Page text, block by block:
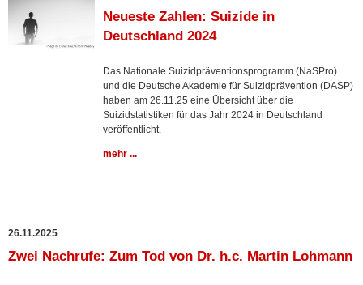
Neueste Zahlen: Suizide in
Deutschland 2024
Das Nationale Suizidpräventionsprogramm (NaSPro)
und die Deutsche Akademie für Suizidprävention (DASP)
haben am 26.11.25 eine Übersicht über die
Suizidstatistiken für das Jahr 2024 in Deutschland
veröffentlicht.
mehr ...
26.11.2025
Zwei Nachrufe: Zum Tod von Dr. h.c. Martin Lohmann